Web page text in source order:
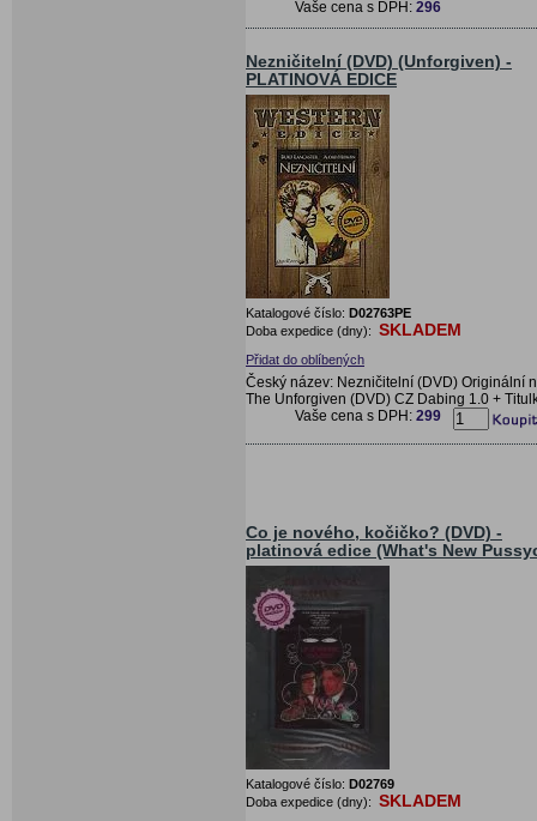
Vaše cena s DPH: 296
Nezničitelní (DVD) (Unforgiven) -
PLATINOVÁ EDICE
Katalogové číslo: D02763PE
Doba expedice (dny): SKLADEM
Přidat do oblíbených
Český název: Nezničitelní (DVD) Originální
The Unforgiven (DVD) CZ Dabing 1.0 +
Vaše cena s DPH: 299
Co je nového, kočičko? (DVD) -
platinová edice (What's New
Katalogové číslo: D02769
Doba expedice (dny): SKLADEM